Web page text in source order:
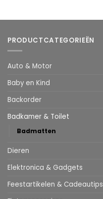
PRODUCTCATEGORIEËN
Auto & Motor
Baby en Kind
Backorder
Badkamer & Toilet
Badmatten
Dieren
Elektronica & Gadgets
Feestartikelen & Cadeautips